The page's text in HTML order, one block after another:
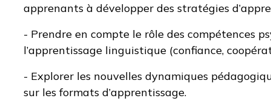
apprenants à développer des stratégies
- Prendre en compte le rôle des compétences
l’apprentissage linguistique (confiance,
- Explorer les nouvelles dynamiques
sur les formats d’apprentissage.